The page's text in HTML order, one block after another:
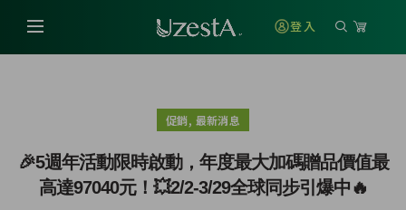
登入
促銷, 最新消息
🎉5週年活動限時啟動，年度最大加碼贈品價值最
高達97040元！💥2/2-3/29全球同步引爆中🔥